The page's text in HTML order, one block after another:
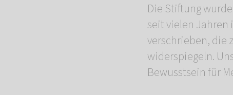
Die Stiftung
seit vielen Jahren
verschrieben, die
widerspiegeln.
Bewusstsein für